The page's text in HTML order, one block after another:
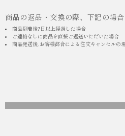
商品の返品・交換の際、下記の場
商品到着後7日以上経過した場合
ご連絡なしに商品を直接ご返送いただいた場合
商品発送後, お客様都合による注文キャンセルの